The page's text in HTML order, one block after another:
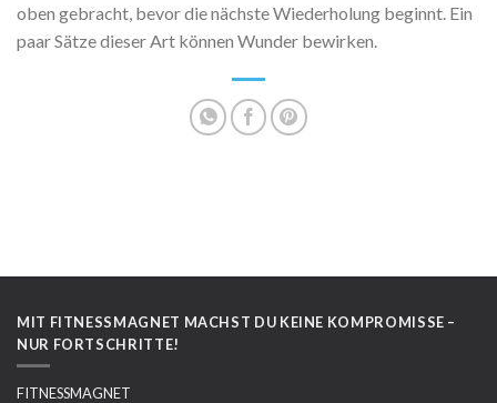
oben gebracht, bevor die nächste Wiederholung beginnt. Ein
paar Sätze dieser Art können Wunder bewirken.
MIT FITNESSMAGNET MACHST DU KEINE KOMPROMISSE –
NUR FORTSCHRITTE!
FITNESSMAGNET